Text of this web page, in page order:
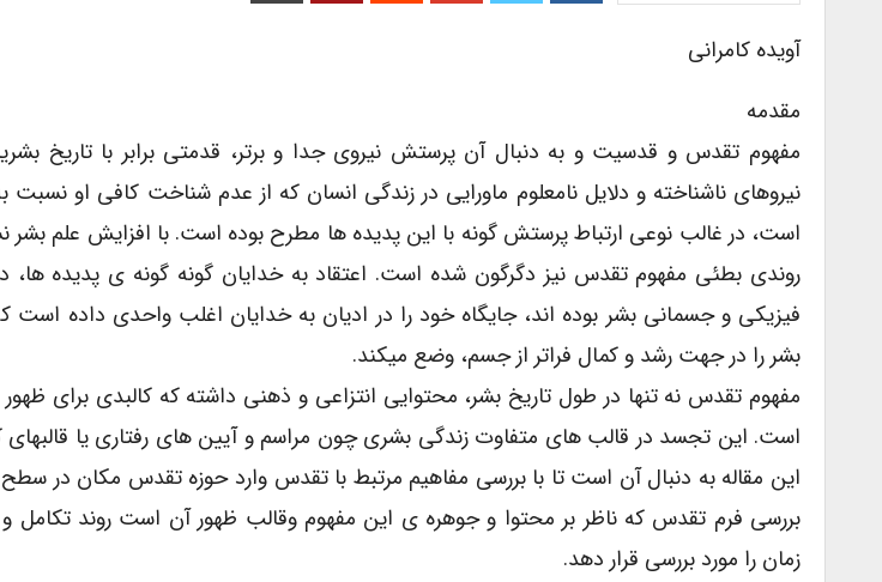
آویده کامرانی
مقدمه
مفهوم تقدس و قدسیت و به دنبال آن پرستش نیروی جدا و برتر، قدمتی برابر با تاریخ
نیروهای ناشناخته و دلایل نامعلوم ماورایی در زندگی انسان که از عدم شناخت کافی او
است، در غالب نوعی ارتباط پرستش گونه با این پدیده ها مطرح بوده است. با افزایش علم بشر
روندی بطئی مفهوم تقدس نیز دگرگون شده است. اعتقاد به خدایان گونه گونه ی پدیده ها،
فیزیکی و جسمانی بشر بوده اند، جایگاه خود را در ادیان به خدایان اغلب واحدی داده
بشر را در جهت رشد و کمال فراتر از جسم، وضع میکند.
مفهوم تقدس نه تنها در طول تاریخ بشر، محتوایی انتزاعی و ذهنی داشته که کالبدی برای ظهور
است. این تجسد در قالب های متفاوت زندگی بشری چون مراسم و آیین های رفتاری یا قالبهای
این مقاله به دنبال آن است تا با بررسی مفاهیم مرتبط با تقدس وارد حوزه تقدس مکان در
بررسی فرم تقدس که ناظر بر محتوا و جوهره ی این مفهوم وقالب ظهور آن است روند تکامل
زمان را مورد بررسی قرار دهد.